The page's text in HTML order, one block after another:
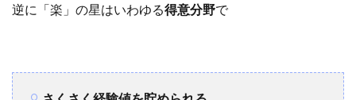
逆に「楽」の星はいわゆる得意分野で